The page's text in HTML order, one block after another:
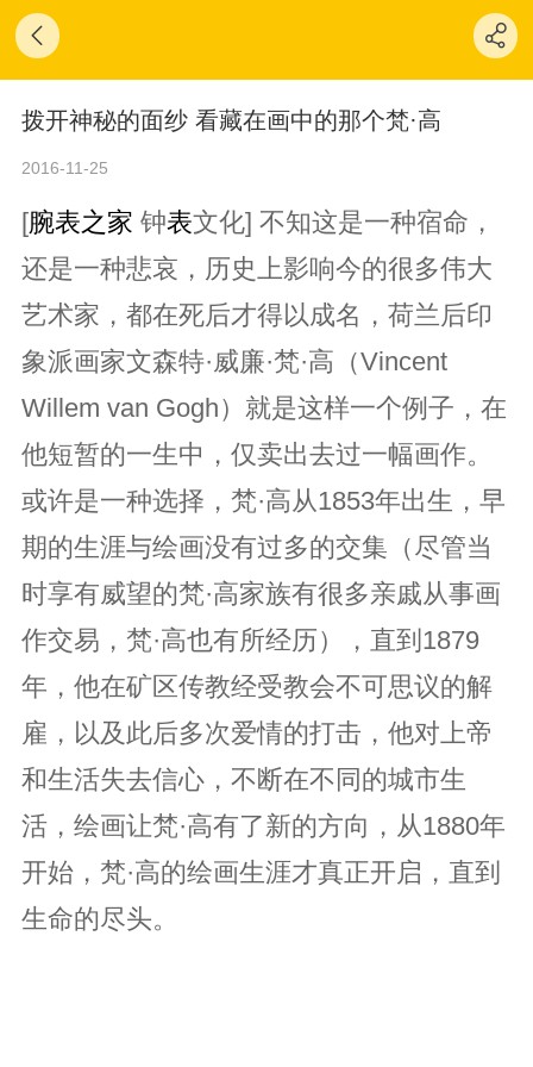
拨开神秘的面纱 看藏在画中的那个梵·高
2016-11-25
[腕表之家 钟表文化] 不知这是一种宿命，
还是一种悲哀，历史上影响今的很多伟大
艺术家，都在死后才得以成名，荷兰后印
象派画家文森特·威廉·梵·高（Vincent
Willem van Gogh）就是这样一个例子，在
他短暂的一生中，仅卖出去过一幅画作。
或许是一种选择，梵·高从1853年出生，早
期的生涯与绘画没有过多的交集（尽管当
时享有威望的梵·高家族有很多亲戚从事画
作交易，梵·高也有所经历），直到1879
年，他在矿区传教经受教会不可思议的解
雇，以及此后多次爱情的打击，他对上帝
和生活失去信心，不断在不同的城市生
活，绘画让梵·高有了新的方向，从1880年
开始，梵·高的绘画生涯才真正开启，直到
生命的尽头。